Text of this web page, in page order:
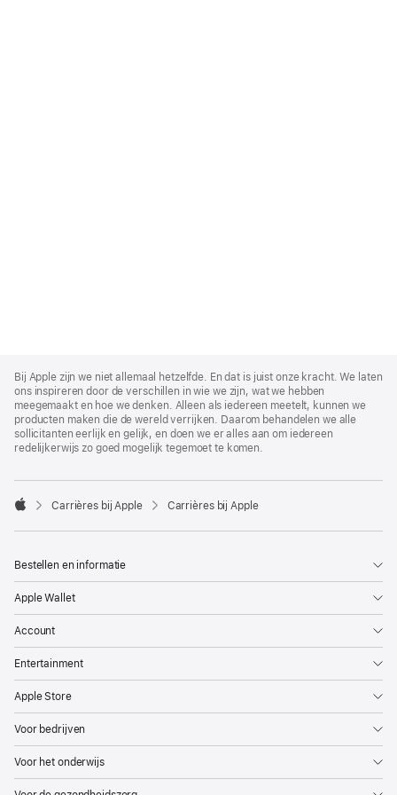
Footer
Bij Apple zijn we niet allemaal hetzelfde. En dat is juist onze kracht. We laten
ons inspireren door de verschillen in wie we zijn, wat we hebben
meegemaakt en hoe we denken. Alleen als iedereen meetelt, kunnen we
producten maken die de wereld verrijken. Daarom behandelen we alle
sollicitanten eerlijk en gelijk, en doen we er alles aan om iedereen
redelijkerwijs zo goed mogelijk tegemoet te komen.

Carrières bij Apple Carrières bij Apple
Bestellen en informatie
Apple Wallet
Account
Entertainment
Apple Store
Voor bedrijven
Voor het onderwijs